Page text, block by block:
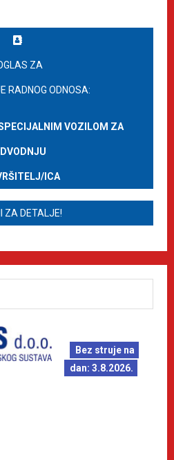
ZA
RADNOG ODNOSA:
VOZILOM ZA
ICA
ZA DETALJE!
Bez struje na
dan: 3.8.2026.